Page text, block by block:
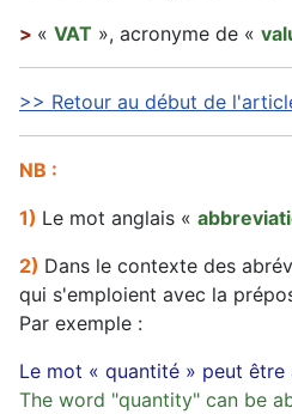
> « VAT », acronyme de «
>> Retour au début de
NB :
1) Le mot anglais «
2) Dans le contexte des
qui s'emploient avec la
Par exemple :
Le mot « quantité » peut être
The word "quantity" can be